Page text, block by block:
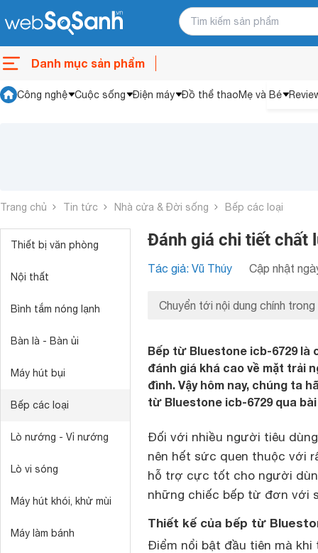
Danh mục sản phẩm
Công nghệ Cuộc sống Điện máy Đồ thể thaoMẹ và Bé
Trang chủ Tin tức Nhà cửa & Đời sống Bếp các loại
Thiết bị văn phòng
Nội thất
Bình tắm nóng lạnh
Bàn là - Bàn ủi
Máy hút bụi
Bếp các loại
Lò nướng - Vỉ nướng
Lò vi sóng
Máy hút khói, khử mùi
Máy làm bánh
Đánh giá chi tiết chất
Tác giả: Vũ Thúy Cập nhật
Chuyển tới nội dung chính trong
Bếp từ Bluestone icb-6729
đánh giá khá cao về mặt trải
đình. Vậy hôm nay, chúng ta
từ Bluestone icb-6729 qua
Đối với nhiều người tiêu
nên hết sức quen thuộc với
hỗ trợ cực tốt cho người
những chiếc bếp từ đơn với
Thiết kế của bếp từ
Điểm nổi bật đầu tiên mà